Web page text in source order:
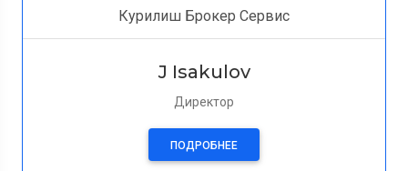
Курилиш Брокер Сервис
J Isakulov
Директор
ПОДРОБНЕЕ